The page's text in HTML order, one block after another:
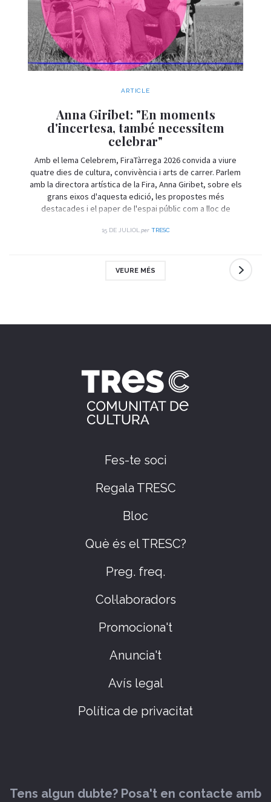
ARTICLE
Anna Giribet: "En moments
d'incertesa, també necessitem
celebrar"
Amb el lema Celebrem, FiraTàrrega 2026 convida a viure
quatre dies de cultura, convivència i arts de carrer. Parlem
amb la directora artística de la Fira, Anna Giribet, sobre els
grans eixos d'aquesta edició, les propostes més
destacades i el paper de l'espai públic com a lloc de
15 DE JULIOL per TRESC
VEURE MÉS
Fes-te soci
Regala TRESC
Bloc
Què és el TRESC?
Preg. freq.
Col·laboradors
Promociona't
Anuncia't
Avís legal
Política de privacitat
Tens algun dubte? Posa't en contacte amb